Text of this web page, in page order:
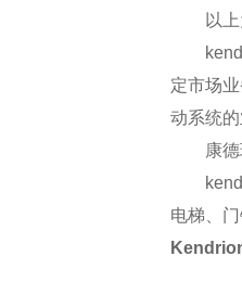
以上为
定市场
动系统
康德瑞
电梯、